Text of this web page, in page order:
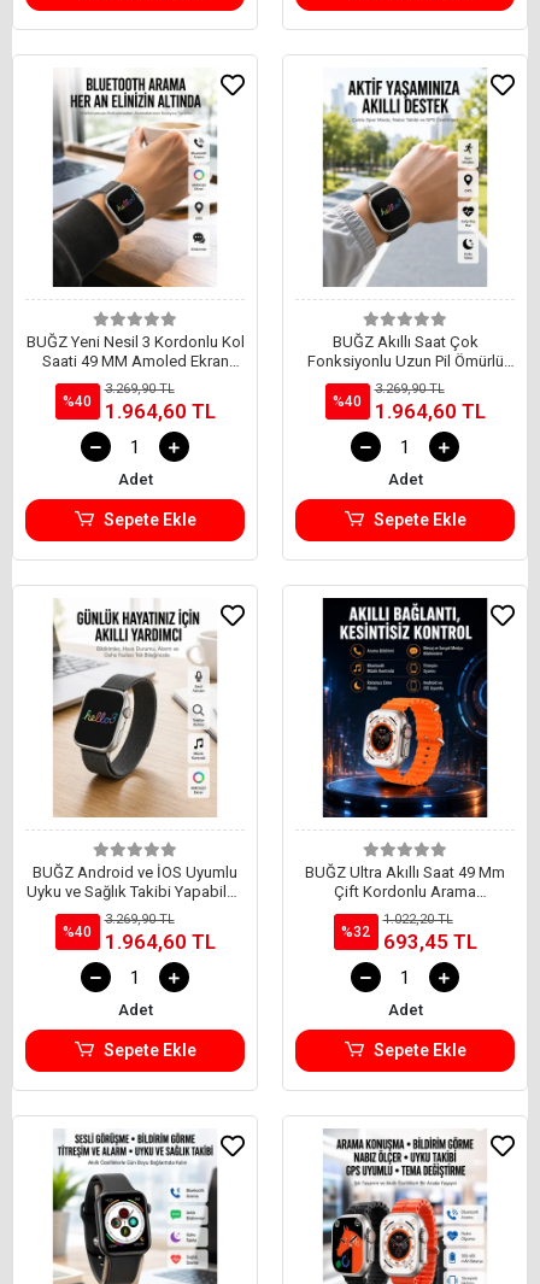
BUĞZ Yeni Nesil 3 Kordonlu Kol
Saati 49 MM Amoled Ekran
Akıllı Saat
%40
3.269,90 TL
1.964,60 TL
Adet
Sepete Ekle
BUĞZ Akıllı Saat Çok
Fonksiyonlu Uzun Pil Ömürlü
Çağrı Cevaplayabilen Kol Saati
%40
3.269,90 TL
1.964,60 TL
Adet
Sepete Ekle
BUĞZ Android ve İOS Uyumlu
Uyku ve Sağlık Takibi Yapabilen
3 Kordonlu Akıllı Saat
%40
3.269,90 TL
1.964,60 TL
Adet
Sepete Ekle
BUĞZ Ultra Akıllı Saat 49 Mm
Çift Kordonlu Arama
Cevaplama Bluetooth Bağlantılı
%32
1.022,20 TL
693,45 TL
Adet
Sepete Ekle